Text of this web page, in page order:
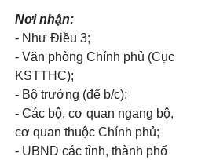
Nơi nhận:
- Như Điều 3;
- Văn phòng Chính phủ (Cục
KSTTHC);
- Bộ trưởng (để b/c);
- Các bộ, cơ quan ngang bộ,
cơ quan thuộc Chính phủ;
- UBND các tỉnh, thành phố